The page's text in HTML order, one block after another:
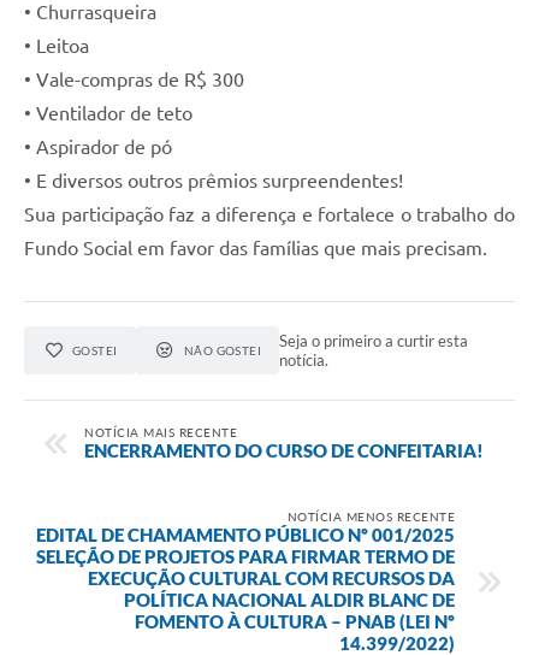
• Churrasqueira
• Leitoa
• Vale-compras de R$ 300
• Ventilador de teto
• Aspirador de pó
• E diversos outros prêmios surpreendentes!
Sua participação faz a diferença e fortalece o trabalho do
Fundo Social em favor das famílias que mais precisam.
GOSTEI NÃO GOSTEI
Seja o primeiro a curtir esta
notícia.
NOTÍCIA MAIS RECENTE
ENCERRAMENTO DO CURSO DE CONFEITARIA!
NOTÍCIA MENOS RECENTE
EDITAL DE CHAMAMENTO PÚBLICO Nº 001/2025
SELEÇÃO DE PROJETOS PARA FIRMAR TERMO DE
EXECUÇÃO CULTURAL COM RECURSOS DA
POLÍTICA NACIONAL ALDIR BLANC DE
FOMENTO À CULTURA – PNAB (LEI Nº
14.399/2022)